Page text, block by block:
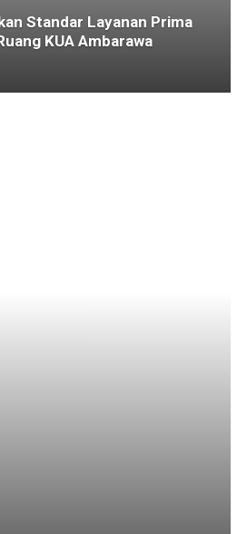
Standar Layanan Prima
KUA Ambarawa